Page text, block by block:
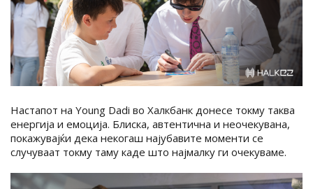
Настапот на Young Dadi во Халкбанк донесе токму таква
енергија и емоција. Блиска, автентична и неочекувана,
покажувајќи дека некогаш најубавите моменти се
случуваат токму таму каде што најмалку ги очекуваме.